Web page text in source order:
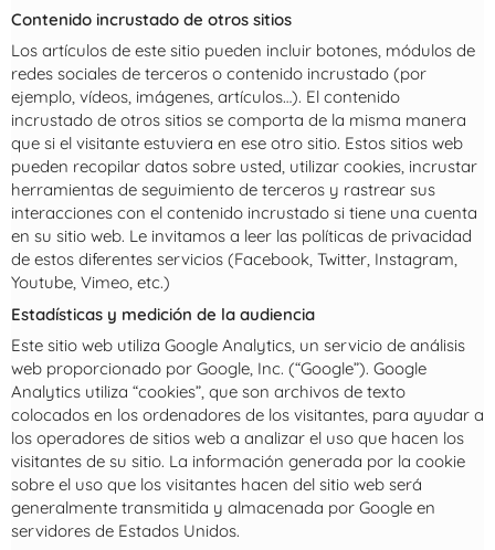
Contenido incrustado de otros sitios
Los artículos de este sitio pueden incluir botones, módulos de
redes sociales de terceros o contenido incrustado (por
ejemplo, vídeos, imágenes, artículos…). El contenido
incrustado de otros sitios se comporta de la misma manera
que si el visitante estuviera en ese otro sitio. Estos sitios web
pueden recopilar datos sobre usted, utilizar cookies, incrustar
herramientas de seguimiento de terceros y rastrear sus
interacciones con el contenido incrustado si tiene una cuenta
en su sitio web. Le invitamos a leer las políticas de privacidad
de estos diferentes servicios (Facebook, Twitter, Instagram,
Youtube, Vimeo, etc.)
Estadísticas y medición de la audiencia
Este sitio web utiliza Google Analytics, un servicio de análisis
web proporcionado por Google, Inc. (“Google”). Google
Analytics utiliza “cookies”, que son archivos de texto
colocados en los ordenadores de los visitantes, para ayudar a
los operadores de sitios web a analizar el uso que hacen los
visitantes de su sitio. La información generada por la cookie
sobre el uso que los visitantes hacen del sitio web será
generalmente transmitida y almacenada por Google en
servidores de Estados Unidos.